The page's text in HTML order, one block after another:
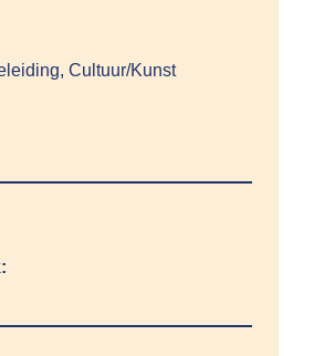
Cultuur/Kunst